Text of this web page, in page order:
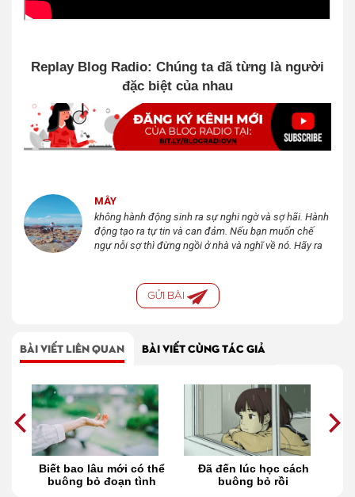
Replay Blog Radio: Chúng ta đã từng là người
đặc biệt của nhau
MÂY
không hành động sinh ra sự nghi ngờ và sợ hãi. Hành
động tạo ra tự tin và can đảm. Nếu bạn muốn chế
ngự nỗi sợ thì đừng ngồi ở nhà và nghĩ về nó. Hãy ra
GỬI BÀI
BÀI VIẾT LIÊN QUAN BÀI VIẾT CÙNG TÁC GIẢ
Biết bao lâu mới có thể
buông bỏ đoạn tình
Đã đến lúc học cách
buông bỏ rồi